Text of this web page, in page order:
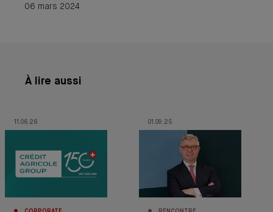
06 mars 2024
À lire aussi
11.06.26 01.09.25